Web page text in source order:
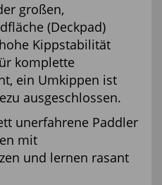
großen,
(Deckpad)
Kippstabilität
komplette
ein Umkippen ist
ausgeschlossen.
unerfahrene Paddler
mit
und lernen rasant